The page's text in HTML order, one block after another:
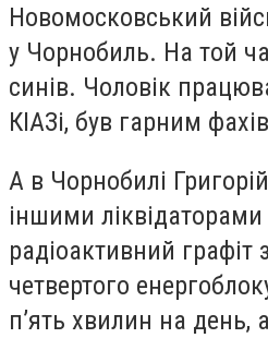
Новомосковський
у Чорнобиль. На той
синів. Чоловік
КІАЗі, був гарним
А в Чорнобилі
іншими
радіоактивний графіт
четвертого
п’ять хвилин на день,